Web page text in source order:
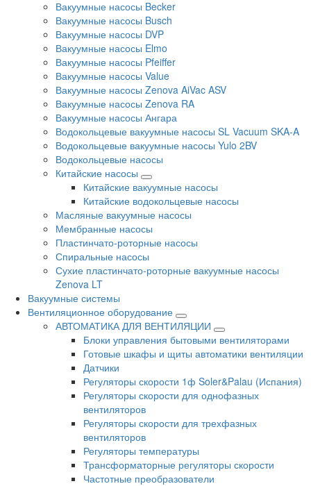
Вакуумные насосы Becker
Вакуумные насосы Busch
Вакуумные насосы DVP
Вакуумные насосы Elmo
Вакуумные насосы Pfeiffer
Вакуумные насосы Value
Вакуумные насосы Zenova AiVac ASV
Вакуумные насосы Zenova RA
Вакуумные насосы Ангара
Водокольцевые вакуумные насосы SL Vacuum SKA-A
Водокольцевые вакуумные насосы Yulo 2BV
Водокольцевые насосы
Китайские насосы
Китайские вакуумные насосы
Китайские водокольцевые насосы
Масляные вакуумные насосы
Мембранные насосы
Пластинчато-роторные насосы
Спиральные насосы
Сухие пластинчато-роторные вакуумные насосы
Zenova LT
Вакуумные системы
Вентиляционное оборудование
АВТОМАТИКА ДЛЯ ВЕНТИЛЯЦИИ
Блоки управления бытовыми вентиляторами
Готовые шкафы и щиты автоматики вентиляции
Датчики
Регуляторы скорости 1ф Soler&Palau (Испания)
Регуляторы скорости для однофазных
вентиляторов
Регуляторы скорости для трехфазных
вентиляторов
Регуляторы температуры
Трансформаторные регуляторы скорости
Частотные преобразователи